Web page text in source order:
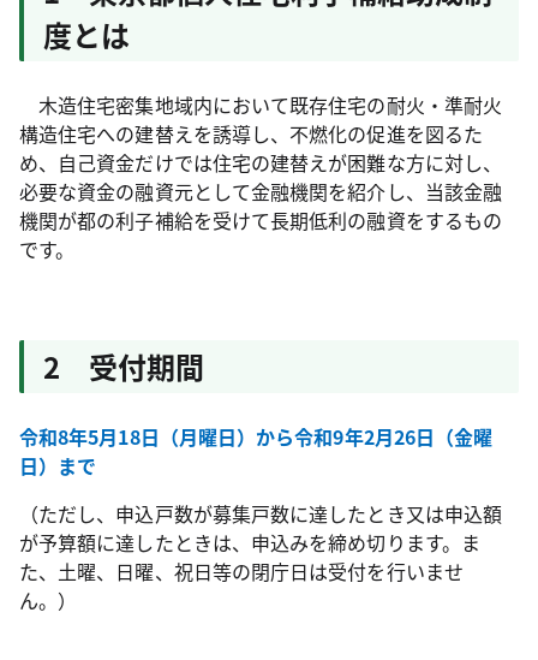
度とは
木造住宅密集地域内において既存住宅の耐火・準耐火
構造住宅への建替えを誘導し、不燃化の促進を図るた
め、自己資金だけでは住宅の建替えが困難な方に対し、
必要な資金の融資元として金融機関を紹介し、当該金融
機関が都の利子補給を受けて長期低利の融資をするもの
です。
2 受付期間
令和8年5月18日（月曜日）から令和9年2月26日（金曜
日）まで
（ただし、申込戸数が募集戸数に達したとき又は申込額
が予算額に達したときは、申込みを締め切ります。ま
た、土曜、日曜、祝日等の閉庁日は受付を行いませ
ん。）